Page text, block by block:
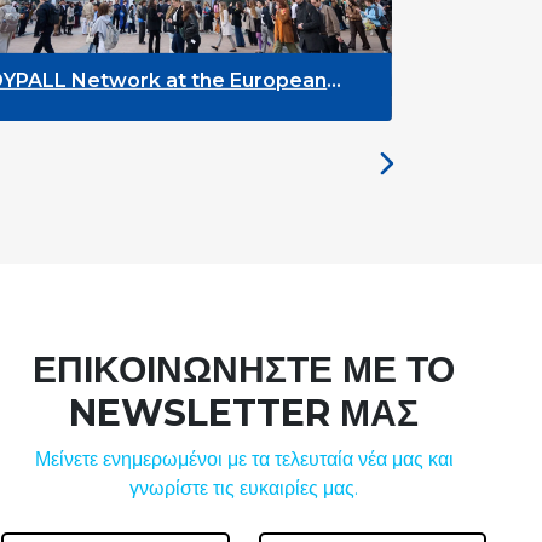
European
The Future of ENLYC:
ΕΠΙΚΟΙΝΩΝΗΣΤΕ ΜΕ ΤΟ
NEWSLETTER ΜΑΣ
Μείνετε ενημερωμένοι με τα τελευταία νέα μας και
γνωρίστε τις ευκαιρίες μας.